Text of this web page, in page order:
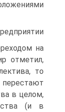
на
отметил,
то
в целом,
(и в